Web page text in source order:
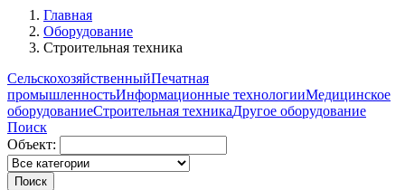
Главная
Оборудование
Строительная техника
СельскохозяйственныйПечатная
промышленностьИнформационные технологииМедицинское
оборудованиеСтроительная техникаДругое оборудование
Поиск
Объект:
Поиск